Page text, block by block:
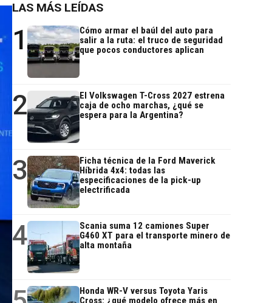
LAS MÁS LEÍDAS
1
Cómo armar el baúl del auto para
salir a la ruta: el truco de seguridad
que pocos conductores aplican
2
El Volkswagen T-Cross 2027 estrena
caja de ocho marchas, ¿qué se
espera para la Argentina?
3
Ficha técnica de la Ford Maverick
Híbrida 4x4: todas las
especificaciones de la pick-up
electrificada
4
Scania suma 12 camiones Super
G460 XT para el transporte minero de
alta montaña
Honda WR-V versus Toyota Yaris
Cross: ¿qué modelo ofrece más en